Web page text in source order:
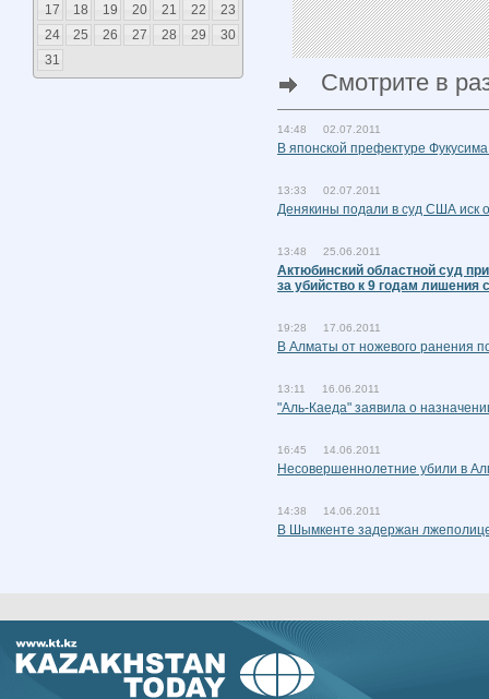
17
18 19 20 21 22
23
24
25 26 27 28 29
30
31
Смотрите в
14:48 02.07.2011
В японской префектуре
13:33 02.07.2011
Денякины подали в суд США иск
13:48 25.06.2011
Актюбинский областной суд
за убийство к 9 годам лишения
19:28 17.06.2011
В Алматы от ножевого ранения
13:11 16.06.2011
"Аль-Каеда" заявила о
16:45 14.06.2011
Несовершеннолетние убили в
14:38 14.06.2011
В Шымкенте задержан